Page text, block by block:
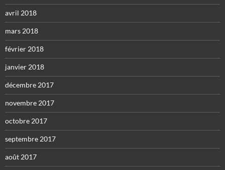
avril 2018
mars 2018
février 2018
janvier 2018
décembre 2017
novembre 2017
octobre 2017
septembre 2017
août 2017